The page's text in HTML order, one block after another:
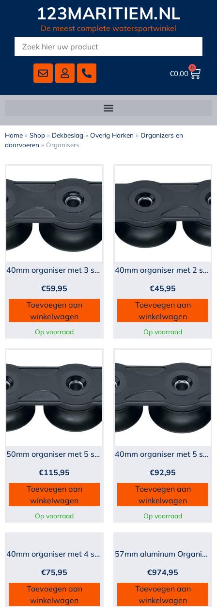
123MARITIEM.NL
De meest complete watersportwinkel
€0,00
0
Home » Shop » Dekbeslag » Overig Harken » Organizers en
doorvoeren » Organisers
Op voorraad
40mm organiser met 3 schi...
€59,95
Toevoegen aan
winkelwagen
Op voorraad
40mm organiser met 2 schi...
€45,95
Toevoegen aan
winkelwagen
Op voorraad
50mm organiser met 5 schi...
€115,95
Toevoegen aan
winkelwagen
Op voorraad
40mm organiser met 5 schi...
€92,95
Toevoegen aan
winkelwagen
40mm organiser met 4 schi...
€75,95
Toevoegen aan
winkelwagen
57mm aluminum Organiser m...
€974,95
Toevoegen aan
winkelwagen